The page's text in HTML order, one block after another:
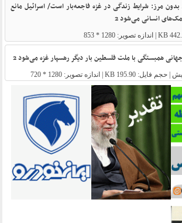
بدون مرز: شرایط زندگی در غزه فاجعه‌بار است/ اسرائیل مانع
انسانی می‌شود 2
همبستگی با ملت فلسطین بار دیگر رهسپار غزه می‌شود 2
| حجم فایل: 195.90 KB | اندازه تصویر: 1280 * 720